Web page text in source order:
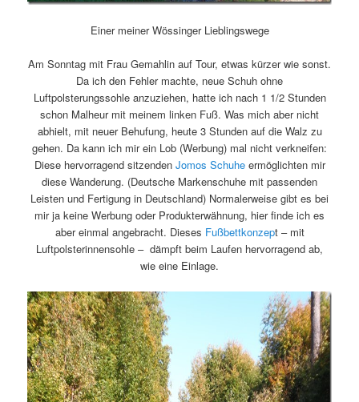
Einer meiner Wössinger Lieblingswege
Am Sonntag mit Frau Gemahlin auf Tour, etwas kürzer wie sonst.
Da ich den Fehler machte, neue Schuh ohne
Luftpolsterungssohle anzuziehen, hatte ich nach 1 1/2 Stunden
schon Malheur mit meinem linken Fuß. Was mich aber nicht
abhielt, mit neuer Behufung, heute 3 Stunden auf die Walz zu
gehen. Da kann ich mir ein Lob (Werbung) mal nicht verkneifen:
Diese hervorragend sitzenden Jomos Schuheermöglichten mir
diese Wanderung. (Deutsche Markenschuhe mit passenden
Leisten und Fertigung in Deutschland) Normalerweise gibt es bei
mir ja keine Werbung oder Produkterwähnung, hier finde ich es
aber einmal angebracht. Dieses Fußbettkonzept – mit
Luftpolsterinnensohle – dämpft beim Laufen hervorragend ab,
wie eine Einlage.